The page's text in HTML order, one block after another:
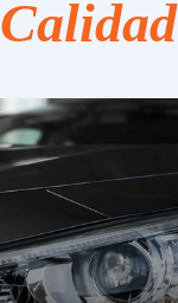
Calidad